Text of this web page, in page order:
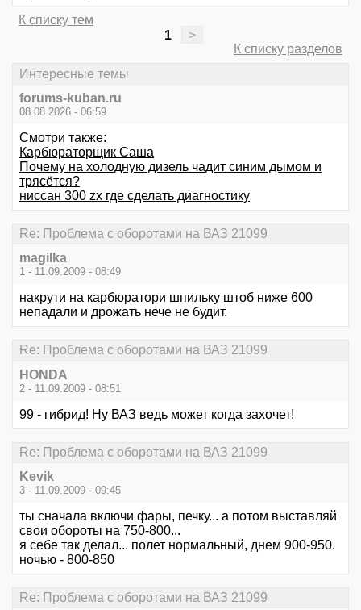
К списку тем
1
>
К списку разделов
Интересные темы
forums-kuban.ru
08.08.2026 - 06:59
Смотри также:
Карбюраторщик Саша
Почему на холодную дизель чадит синим дымом и
трясётся?
ниссан 300 zx где сделать диагностику
Re: Проблема с оборотами на ВАЗ 21099
magilka
1 - 11.09.2009 - 08:49
накрути на карбюратори шпильку штоб ниже 600
непадали и дрожать нече не будит.
Re: Проблема с оборотами на ВАЗ 21099
HONDA
2 - 11.09.2009 - 08:51
99 - гибрид! Ну ВАЗ ведь может когда захочет!
Re: Проблема с оборотами на ВАЗ 21099
Kevik
3 - 11.09.2009 - 09:45
ты сначала включи фары, печку... а потом выставляй
свои обороты на 750-800...
я себе так делал... полет нормальный, днем 900-950.
ночью - 800-850
Re: Проблема с оборотами на ВАЗ 21099